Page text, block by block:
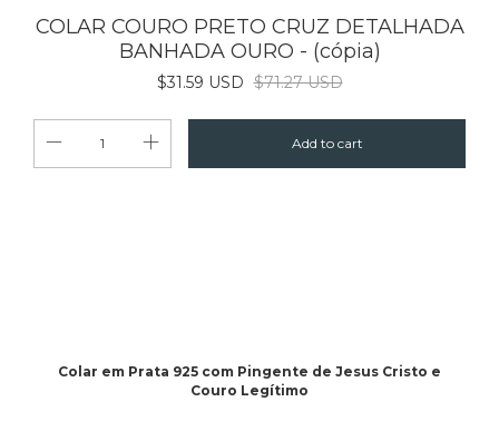
COLAR COURO PRETO CRUZ DETALHADA
BANHADA OURO - (cópia)
$31.59 USD $71.27 USD
Colar em Prata 925 com Pingente de Jesus Cristo e
Couro Legítimo